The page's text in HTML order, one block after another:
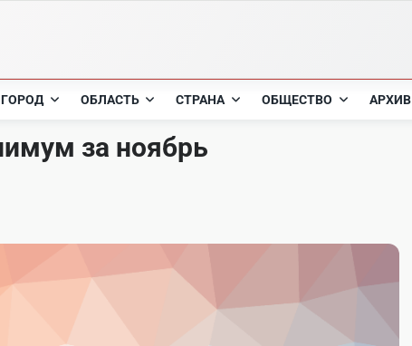
ГОРОД ОБЛАСТЬ СТРАНА ОБЩЕСТВО АРХИВ
за ноябрь